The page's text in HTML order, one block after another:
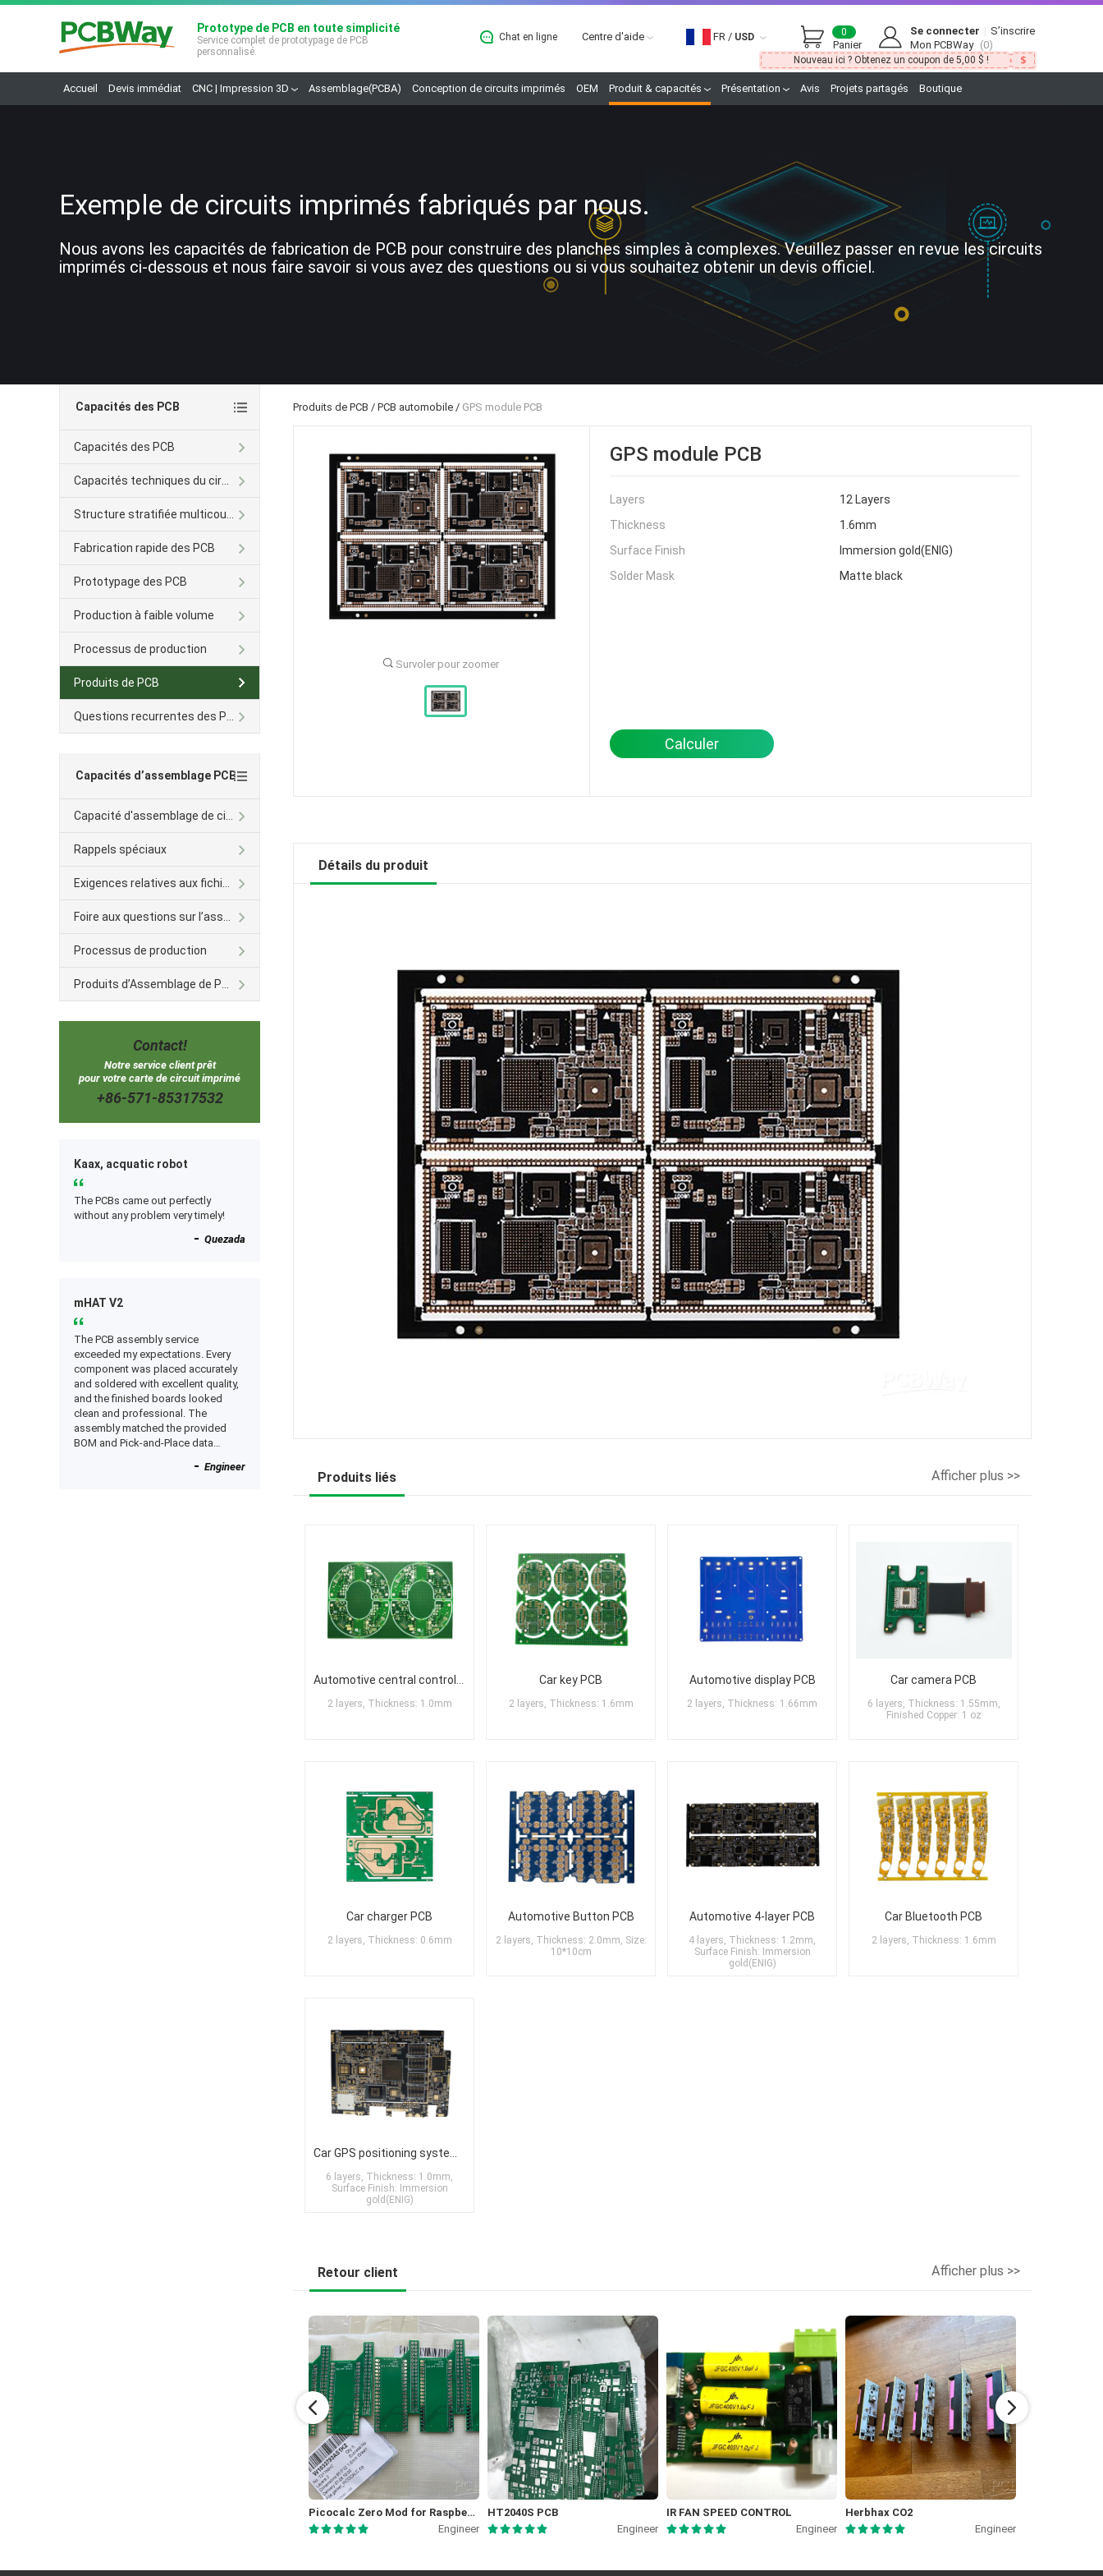
Prototype de PCB en toute simplicité
Service complet de prototypage de PCB
personnalisé.
Chat en ligne Centre d'aide FR / USD
Panier
0 Se connecter
S’inscrire
Mon PCBWay (0)
Nouveau ici ? Obtenez un coupon de 5,00 $ !
Accueil Devis immédiat CNC | Impression 3D Assemblage(PCBA) Conception de circuits imprimés OEM Produit & capacités Présentation Avis Projets partagés Boutique
Exemple de circuits imprimés fabriqués par nous.
Nous avons les capacités de fabrication de PCB pour construire des planches simples à complexes. Veuillez passer en revue les circuits
imprimés ci-dessous et nous faire savoir si vous avez des questions ou si vous souhaitez obtenir un devis officiel.
Produits de PCB / PCB automobile / GPS module PCB
Survoler pour zoomer
GPS module PCB
Layers
12 Layers
Thickness
1.6mm
Surface Finish
Immersion gold(ENIG)
Solder Mask
Matte black
Calculer
Détails du produit
Produits liés Afficher plus >>
2 layers, Thickness: 1.0mm
Car key PCB
2 layers, Thickness: 1.6mm
Automotive display PCB
2 layers, Thickness: 1.66mm
Car camera PCB
6 layers, Thickness: 1.55mm,
Finished Copper: 1 oz
Car charger PCB
2 layers, Thickness: 0.6mm
Automotive Button PCB
2 layers, Thickness: 2.0mm, Size:
10*10cm
Automotive 4-layer PCB
4 layers, Thickness: 1.2mm,
Surface Finish: Immersion
gold(ENIG)
Car Bluetooth PCB
2 layers, Thickness: 1.6mm
6 layers, Thickness: 1.0mm,
Surface Finish: Immersion
gold(ENIG)
Retour client Afficher plus >>
Picocalc Zero Mod for Raspberry Pi Zero 2W
Engineer
HT2040S PCB
Engineer
IR FAN SPEED CONTROL
Engineer
Herbhax CO2
Engineer
Capacités des PCB
Capacités des PCB
Fabrication rapide des PCB
Prototypage des PCB
Production à faible volume
Processus de production
Produits de PCB
Capacités d’assemblage PCB
Rappels spéciaux
Processus de production
Contact!
Notre service client prêt
pour votre carte de circuit imprimé
+86-571-85317532
Kaax, acquatic robot
The PCBs came out perfectly
without any problem very timely!
Quezada
mHAT V2
The PCB assembly service
exceeded my expectations. Every
component was placed accurately
and soldered with excellent quality,
and the finished boards looked
clean and professional. The
assembly matched the provided
BOM and Pick-and-Place data
expected after receiving the boards.
Engineer